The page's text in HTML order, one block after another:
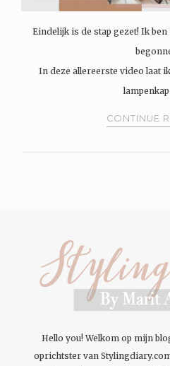
Eindelijk is de stap gezet! Ik
In deze allereerste video laat
CONTINUE
Hello you! Welkom op mijn
oprichtster van